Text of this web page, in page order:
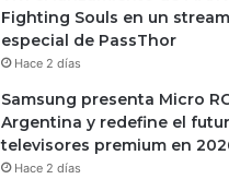
Fighting Souls en un
especial de PassThor
Hace 2 días
Samsung presenta Micro
Argentina y redefine el
televisores premium en
Hace 2 días